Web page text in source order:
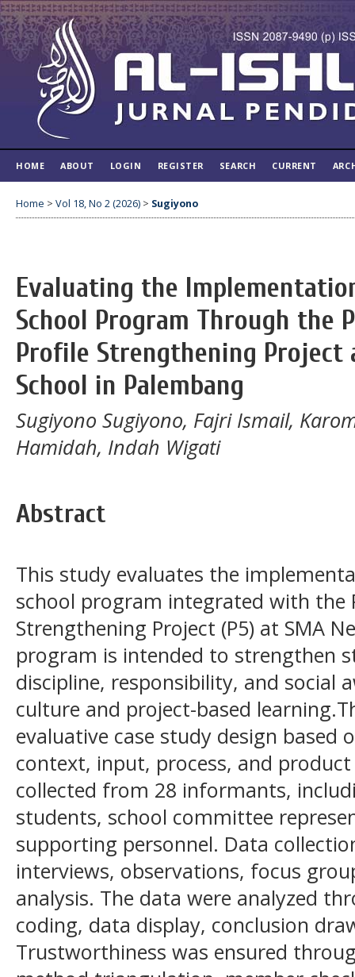
HOME ABOUT LOGIN REGISTER SEARCH CURRENT
Home > Vol 18, No 2 (2026) > Sugiyono
Evaluating the
School Program Through the
Profile Strengthening Project
School in Palembang
Sugiyono Sugiyono, Fajri Ismail,
Hamidah, Indah Wigati
Abstract
This study evaluates the
school program integrated with the
Strengthening Project (P5) at SMA
program is intended to strengthen
discipline, responsibility, and social
culture and project-based
evaluative case study design based
context, input, process, and
collected from 28 informants,
students, school committee
supporting personnel. Data
interviews, observations, focus
analysis. The data were analyzed
coding, data display, conclusion
Trustworthiness was ensured